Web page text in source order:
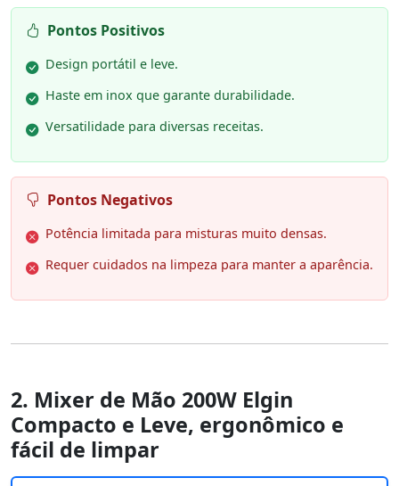
Pontos Positivos
Design portátil e leve.
Haste em inox que garante durabilidade.
Versatilidade para diversas receitas.
Pontos Negativos
Potência limitada para misturas muito densas.
Requer cuidados na limpeza para manter a aparência.
2. Mixer de Mão 200W Elgin
Compacto e Leve, ergonômico e
fácil de limpar